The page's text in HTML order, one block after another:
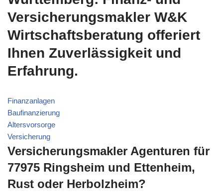
Versicherungsmakler W&K
Wirtschaftsberatung offeriert
Ihnen Zuverlässigkeit und
Erfahrung.
Finanzanlagen
Baufinanzierung
Altersvorsorge
Versicherung
Versicherungsmakler Agenturen für
77975 Ringsheim und Ettenheim,
Rust oder Herbolzheim?